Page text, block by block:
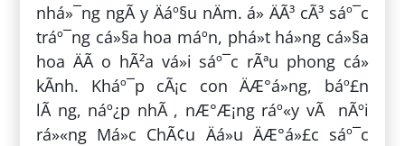
nhá»¯ng ngÃ y Äáº§u nÄm. á» ÄÃ³ cÃ³ sáº¯c
tráº¯ng cá»§a hoa máº­n, phá»t há»ng cá»§a
hoa ÄÃ o hÃ²a vá»i sáº¯c rÃªu phong cá»
kÃ­nh. Kháº¯p cÃ¡c con ÄÆ°á»ng, báº£n
lÃ ng, náº¿p nhÃ , nÆ°Æ¡ng ráº«y vÃ nÃºi
rá»«ng Má»c ChÃ¢u Äá»u ÄÆ°á»£c sáº¯c